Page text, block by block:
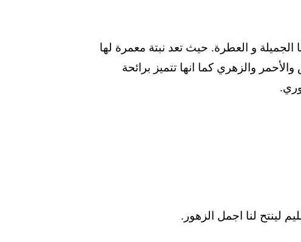
الجميلة و العطرة. حيث تعد نبتة معمرة لها
والزهري كما انها تتميز برائحة
لنا اجمل الزهور.